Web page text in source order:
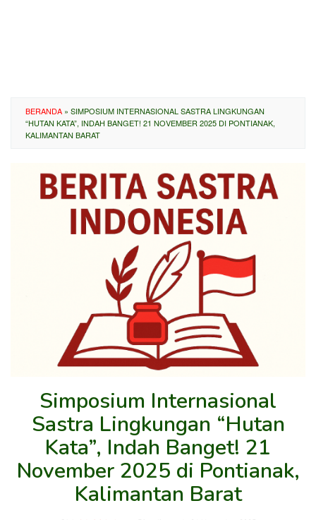
BERANDA » SIMPOSIUM INTERNASIONAL SASTRA LINGKUNGAN
“HUTAN KATA”, INDAH BANGET! 21 NOVEMBER 2025 DI PONTIANAK,
KALIMANTAN BARAT
Simposium Internasional
Sastra Lingkungan “Hutan
Kata”, Indah Banget! 21
November 2025 di Pontianak,
Kalimantan Barat